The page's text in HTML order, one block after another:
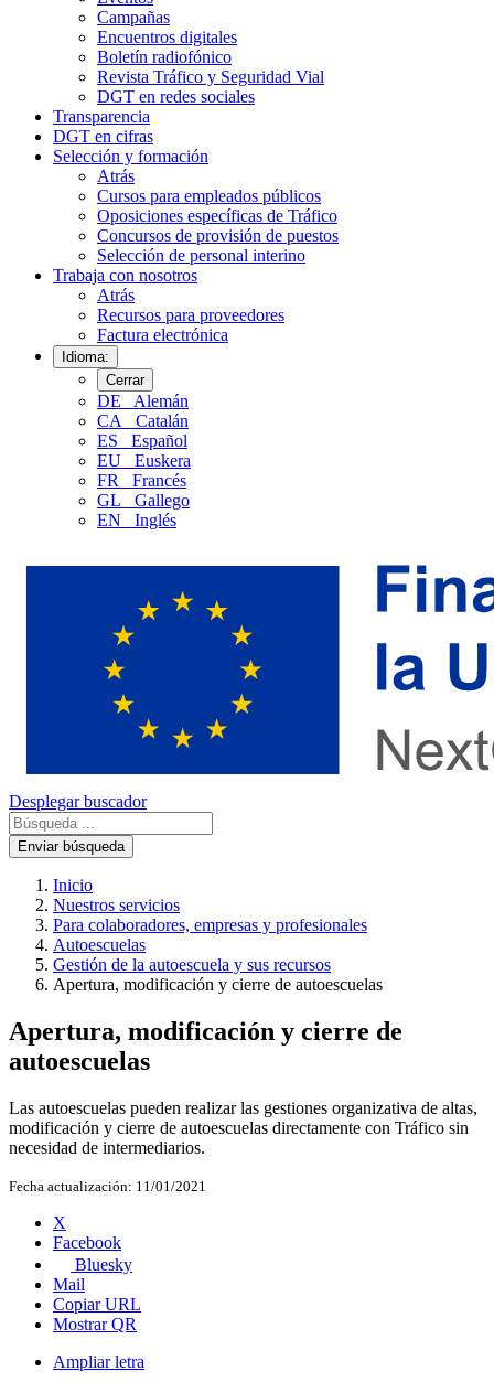
Campañas
Encuentros digitales
Boletín radiofónico
Revista Tráfico y Seguridad Vial
DGT en redes sociales
Transparencia
DGT en cifras
Selección y formación
Atrás
Cursos para empleados públicos
Oposiciones específicas de Tráfico
Concursos de provisión de puestos
Selección de personal interino
Trabaja con nosotros
Atrás
Recursos para proveedores
Factura electrónica
Idioma:
Cerrar
DE
Alemán
CA
Catalán
ES
Español
EU
Euskera
FR
Francés
GL
Gallego
EN
Inglés
Desplegar buscador
Enviar búsqueda
Inicio
Nuestros servicios
Para colaboradores, empresas y profesionales
Autoescuelas
Gestión de la autoescuela y sus recursos
Apertura, modificación y cierre de autoescuelas
Apertura, modificación y cierre de
autoescuelas
Las autoescuelas pueden realizar las gestiones organizativa de altas,
modificación y cierre de autoescuelas directamente con Tráfico sin
necesidad de intermediarios.
Fecha actualización: 11/01/2021
X
Facebook
Bluesky
Mail
Copiar URL
Mostrar QR
Ampliar letra